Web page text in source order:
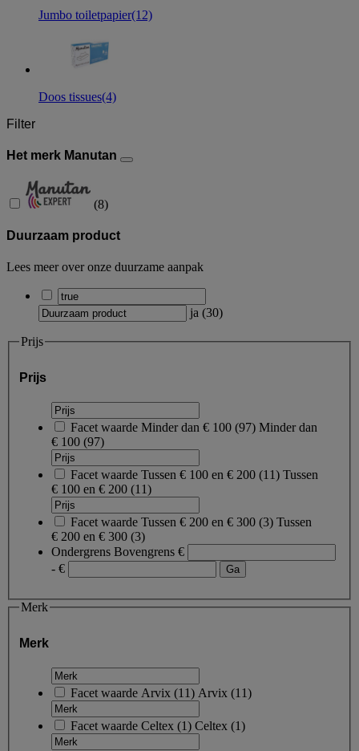
Jumbo toiletpapier(12)
Doos tissues(4)
Filter
Het merk Manutan
(8)
Duurzaam product
Lees meer over onze duurzame aanpak
ja (30)
Prijs
Prijs
Facet waarde Minder dan € 100 (97) Minder dan
€ 100 (97)
Facet waarde Tussen € 100 en € 200 (11) Tussen
€ 100 en € 200 (11)
Facet waarde Tussen € 200 en € 300 (3) Tussen
€ 200 en € 300 (3)
Ondergrens Bovengrens €
- €
Merk
Merk
Facet waarde Arvix (11) Arvix (11)
Facet waarde Celtex (1) Celtex (1)